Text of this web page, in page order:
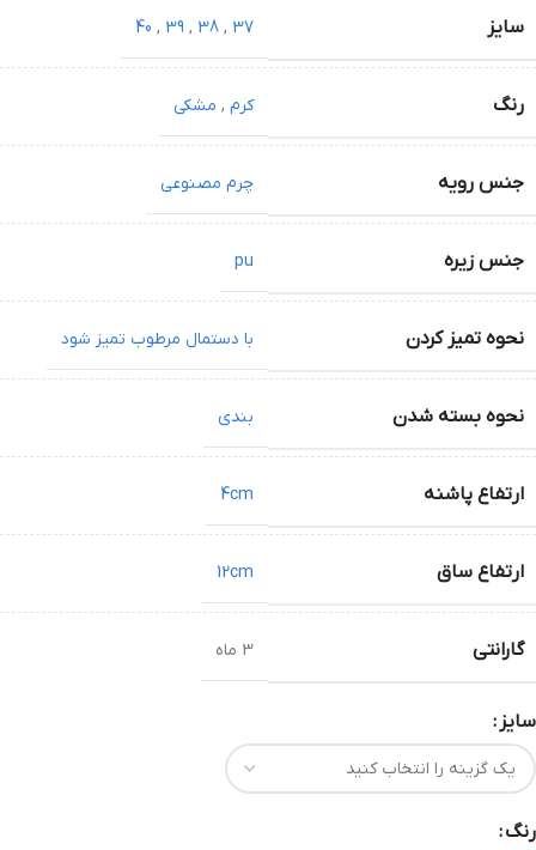
سایز 37
,
38
,
39
,
40
رنگ کرم , مشکی
جنس رویه چرم مصنوعی
جنس زیره pu
نحوه تمیز کردن با دستمال مرطوب تمیز شود
نحوه بسته شدن بندی
ارتفاع پاشنه 4cm
ارتفاع ساق 12cm
گارانتی 3 ماه
سایز
رنگ